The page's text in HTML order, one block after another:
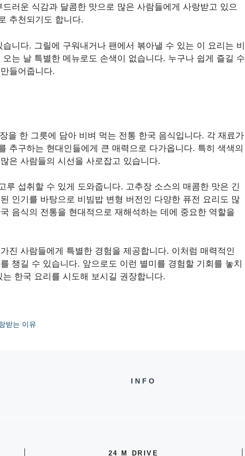
러운 식감과 달콤한 맛으로 많은 사람들에게 사랑받고 있으
추천되기도 합니다.
니다. 그릴에 구워내거나 팬에서 볶아낼 수 있는 이 요리는 비
는 날 특별한 메뉴로도 손색이 없습니다. 누구나 쉽게 즐길 수
들어줍니다.
을 한 그릇에 담아 비벼 먹는 전통 한국 음식입니다. 각 재료가
추구하는 현대인들에게 큰 매력으로 다가옵니다. 특히 색색의
은 사람들의 시선을 사로잡고 있습니다.
루 섭취할 수 있게 도와줍니다. 고추장 소스의 매콤한 맛은 긴
인기를 바탕으로 비빔밥 변형 버전인 다양한 퓨전 요리도 많
음식의 전통을 현대적으로 재해석하는 데에 중요한 역할을
진 사람들에게 특별한 경험을 제공합니다. 이처럼 매력적인
챙길 수 있습니다. 앞으로도 이런 별미를 경험할 기회를 놓치
한국 요리를 시도해 보시길 권장합니다.
받는 이유
INFO
24 M DRIVE